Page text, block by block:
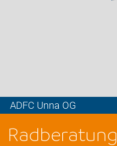
ADFC Unna OG
Radberatung